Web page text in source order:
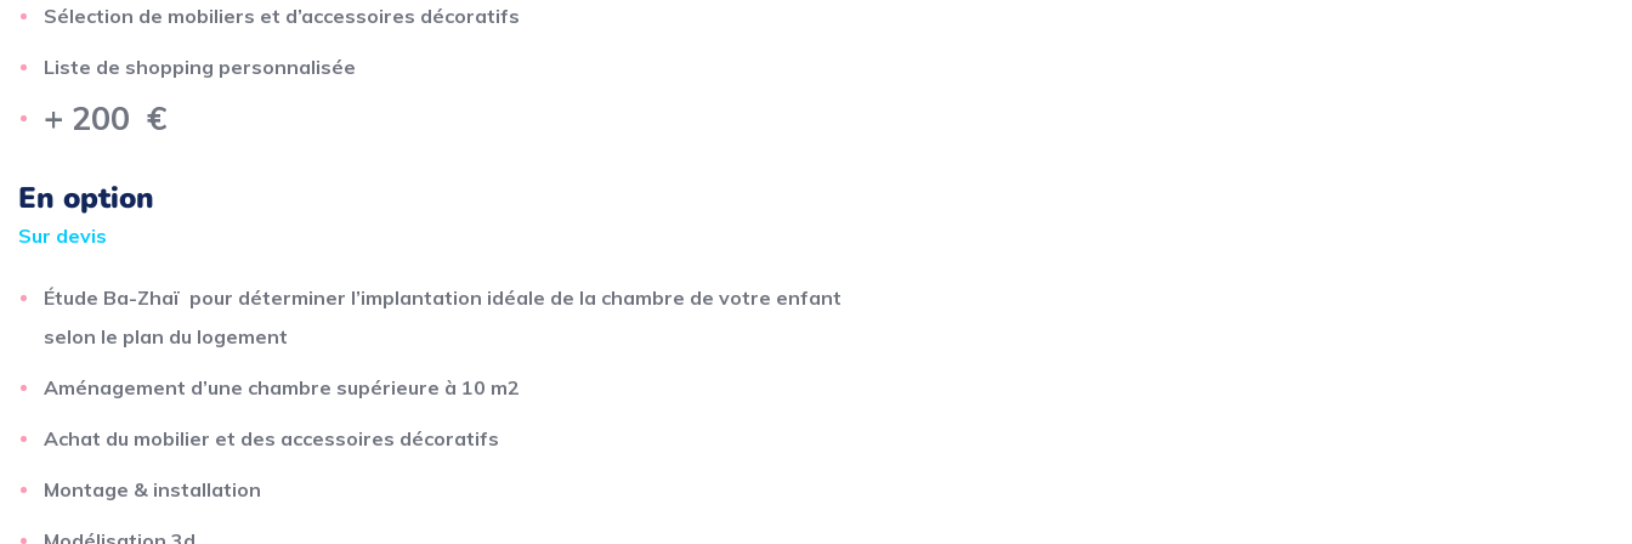
Sélection de mobiliers et d’accessoires décoratifs
Liste de shopping personnalisée
+ 200 €
En option
Sur devis
Étude Ba-Zhaï pour déterminer l’implantation idéale de la chambre de votre enfant
selon le plan du logement
Aménagement d’une chambre supérieure à 10 m2
Achat du mobilier et des accessoires décoratifs
Montage & installation